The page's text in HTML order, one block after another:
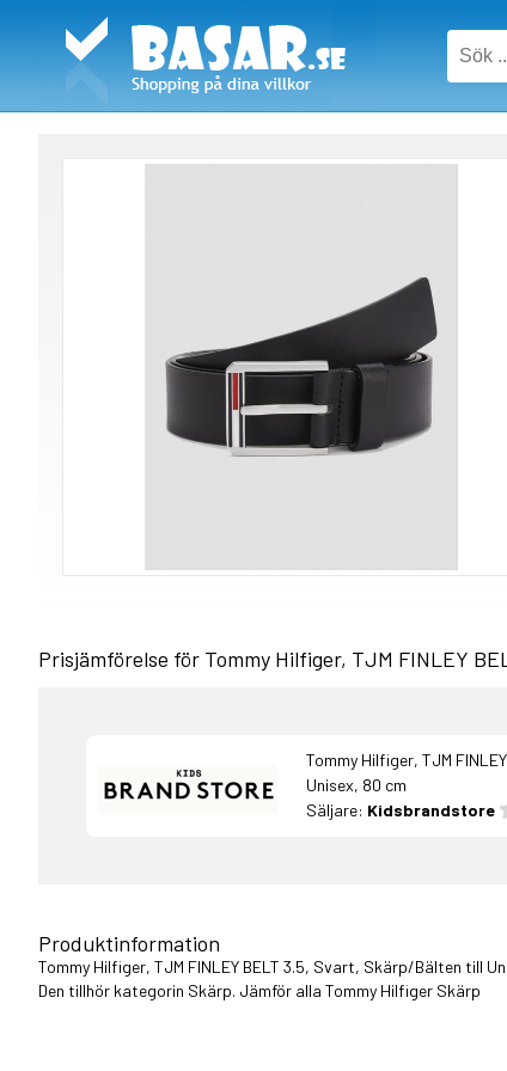
Prisjämförelse för Tommy Hilfiger, TJM FINLEY
Tommy Hilfiger, TJM
Unisex, 80 cm
Säljare: Kidsbrandstore
Produktinformation
Tommy Hilfiger, TJM FINLEY BELT 3.5, Svart, Skärp/Bälten till
Den tillhör kategorin Skärp. Jämför alla Tommy Hilfiger Skärp